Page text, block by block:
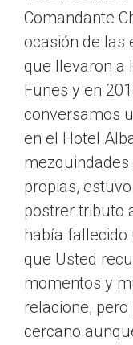
Comandante
ocasión de las
que llevaron a
Funes y en
conversamos
en el Hotel
propias,
postrer tributo
había fallecido
que Usted
momentos y
relacione,
cercano